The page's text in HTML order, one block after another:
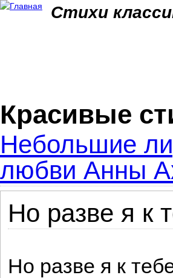
Стихи
Красивые
Небольшие
любви Анны
Но разве я к
Но разве я к